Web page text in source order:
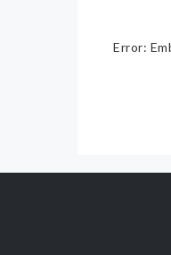
Error: